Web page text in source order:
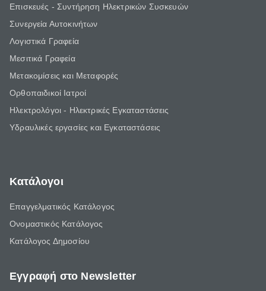
Επισκευές - Συντήρηση Ηλεκτρικών Συσκευών
Συνεργεία Αυτοκινήτων
Λογιστικά Γραφεία
Μεσιτικά Γραφεία
Μετακομίσεις και Μεταφορές
Ορθοπαιδικοί Ιατροί
Ηλεκτρολόγοι - Ηλεκτρικές Εγκαταστάσεις
Υδραυλικές εργασίες και Εγκαταστάσεις
Κατάλογοι
Επαγγελματικός Κατάλογος
Ονομαστικός Κατάλογος
Κατάλογος Δημοσίου
Εγγραφή στο Newsletter